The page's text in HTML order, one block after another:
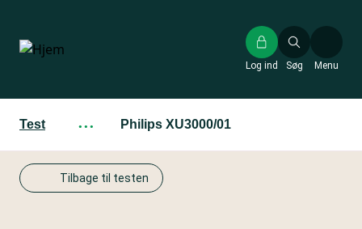
hovedindhold
Søg
Log ind Menu
Test ··· Philips XU3000/01
Tilbage til testen